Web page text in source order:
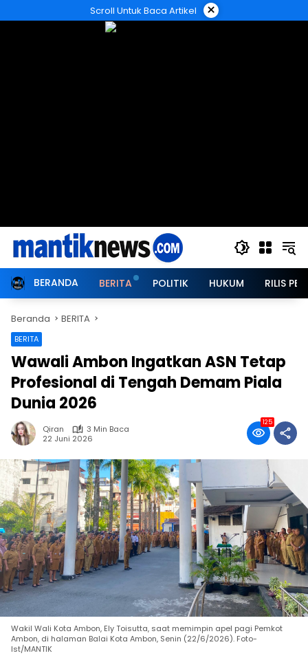
ke
Scroll Untuk Baca Artikel ×
BERANDA BERITA POLITIK HUKUM RILIS
Beranda BERITA
BERITA
Wawali Ambon Ingatkan ASN Tetap
Profesional di Tengah Demam Piala
Dunia 2026
Qiran
3 Min Baca
22 Juni 2026
125
Wakil Wali Kota Ambon, Ely Toisutta, saat memimpin apel pagi Pemkot
Ambon, di halaman Balai Kota Ambon, Senin (22/6/2026). Foto-
Ist/MANTIK